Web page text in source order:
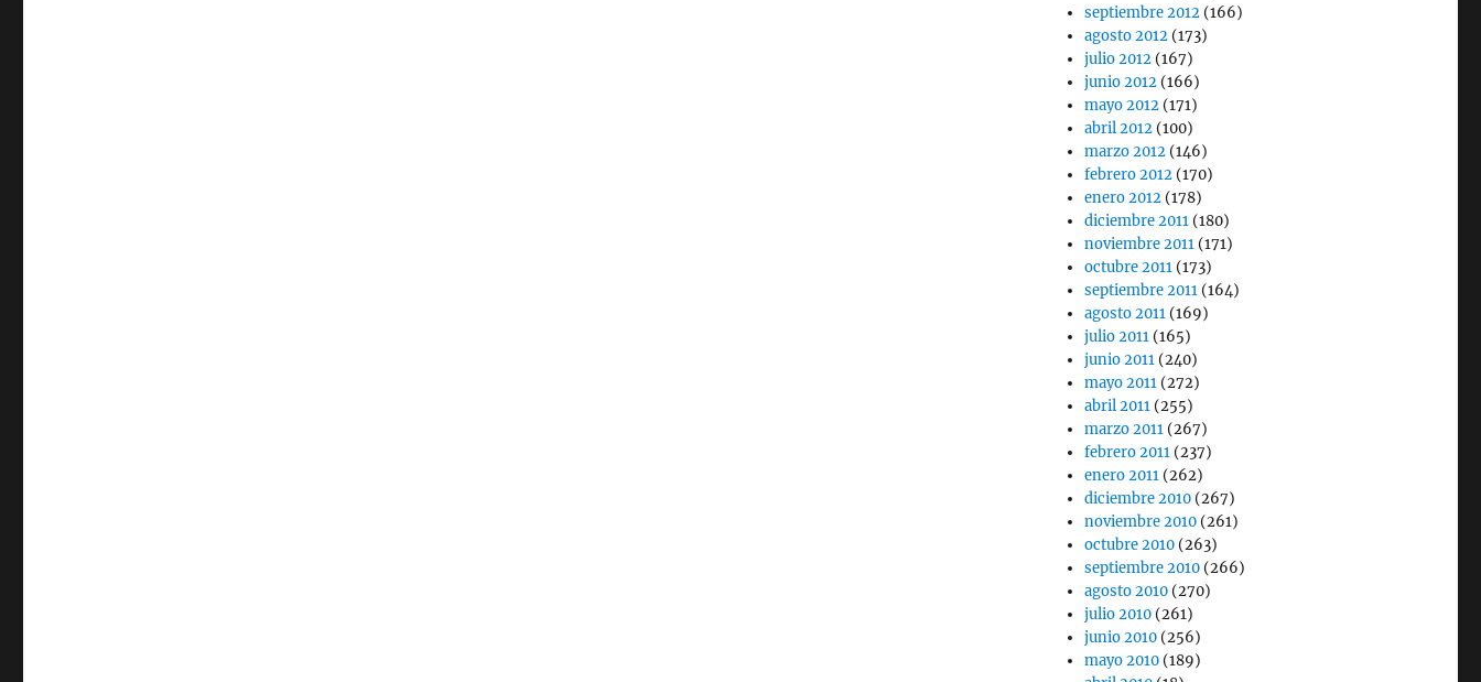
septiembre 2012 (166)
agosto 2012 (173)
julio 2012 (167)
junio 2012 (166)
mayo 2012 (171)
abril 2012 (100)
marzo 2012 (146)
febrero 2012 (170)
enero 2012 (178)
diciembre 2011 (180)
noviembre 2011 (171)
octubre 2011 (173)
septiembre 2011 (164)
agosto 2011 (169)
julio 2011 (165)
junio 2011 (240)
mayo 2011 (272)
abril 2011 (255)
marzo 2011 (267)
febrero 2011 (237)
enero 2011 (262)
diciembre 2010 (267)
noviembre 2010 (261)
octubre 2010 (263)
septiembre 2010 (266)
agosto 2010 (270)
julio 2010 (261)
junio 2010 (256)
mayo 2010 (189)